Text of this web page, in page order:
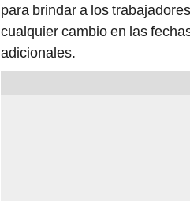
para brindar a los
cualquier cambio en las
adicionales.